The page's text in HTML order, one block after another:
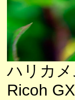
ハリカメ
Ricoh